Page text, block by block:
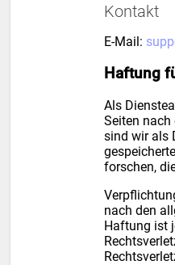
Kontakt
E-Mail:
Haftung
Als
Seiten
sind wir als
forschen,
nach den
Haftung ist